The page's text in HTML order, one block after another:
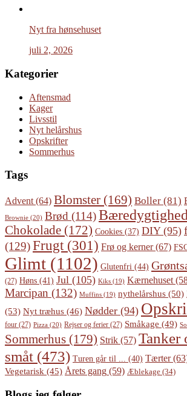
Nyt fra hønsehuset
juli 2, 2026
Kategorier
Aftensmad
Kager
Livsstil
Nyt helårshus
Opskrifter
Sommerhus
Tags
Advent (64) Blomster (169) Boller (81)
Brownie (20) Brød (114)Bæredygtighed
Chokolade (172) Cookies (37) DIY(95)
(129)Frugt (301) Frø og kerner(67)
Glimt (1102) Glutenfri (44)
(27) Høns (41) Jul (105) Kiks (19) Kærnehuset
Marcipan (132) Muffins (19) nythelårshus (50)
(53) Nyt træhus (46) Nødder (94)
four (27) Pizza (20) Rejser og ferier (27) Småkage (49)
Sommerhus (179) Strik (57) Tanker
småt (473) Turen går til ... (40) Tærter
Vegetarisk (45) Årets gang (59) Æblekage (34)